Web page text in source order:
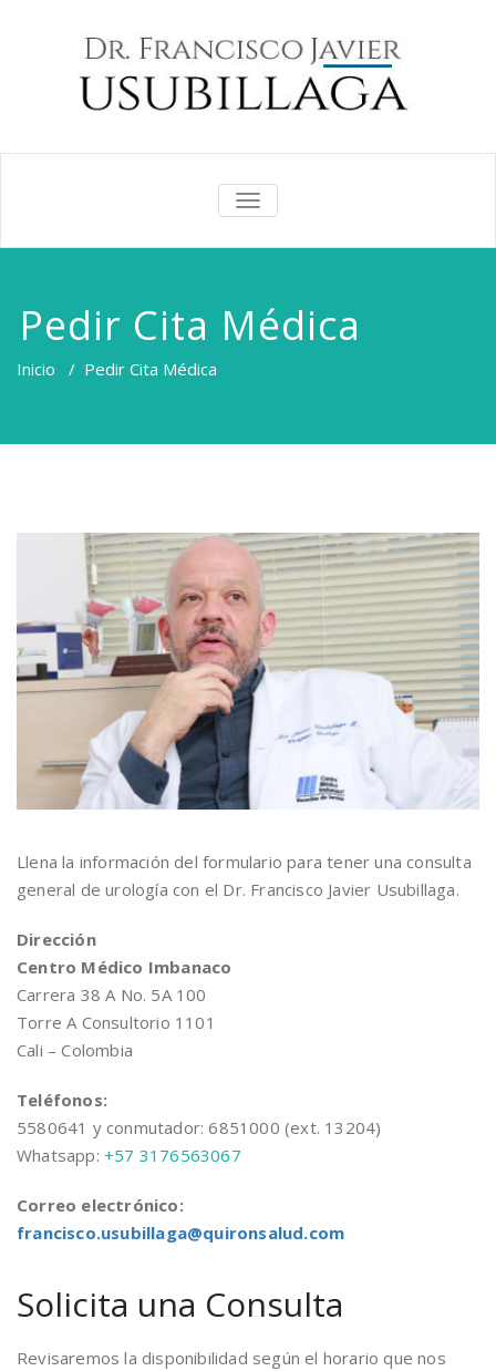
CAMBIAR
NAVEGACIÓN
Pedir Cita Médica
Inicio / Pedir Cita Médica
Llena la información del formulario para tener una consulta
general de urología con el Dr. Francisco Javier Usubillaga.
Dirección
Centro Médico Imbanaco
Carrera 38 A No. 5A 100
Torre A Consultorio 1101
Cali – Colombia
Teléfonos:
5580641 y conmutador: 6851000 (ext. 13204)
Whatsapp: +57 3176563067
Correo electrónico:
francisco.usubillaga@quironsalud.com
Solicita una Consulta
Revisaremos la disponibilidad según el horario que nos